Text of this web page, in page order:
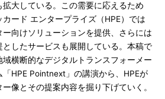
大している。この需要に応えるため
ード エンタープライズ（HPE）では
向けソリューションを提供、さらには
したサービスも展開している。本稿で
域横断的なデジタルトランスフォーメー
HPE Pointnext」の講演から、HPEが
像とその提案内容を掘り下げていく。